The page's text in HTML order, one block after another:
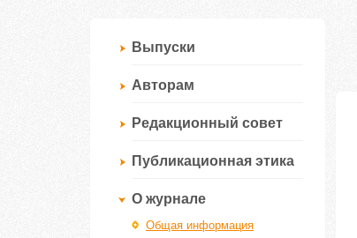
Выпуски
Авторам
Редакционный совет
Публикационная этика
О журнале
Общая информация